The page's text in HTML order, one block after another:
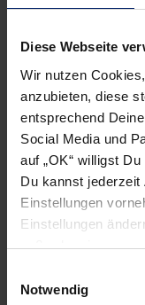
Diese Webseite
Wir nutzen
anzubieten, diese
entsprechend
Social Media und
auf „OK“ willigst
Du kannst jederzeit
Einstellungen
Einstellungen
außerdem in
Notwendig
navigation
Kein
(BNN)